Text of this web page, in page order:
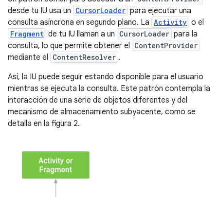
desde tu IU usa un CursorLoader para ejecutar una
consulta asíncrona en segundo plano. La Activity o el
Fragment de tu IU llaman a un CursorLoader para la
consulta, lo que permite obtener el
ContentProvider
mediante el ContentResolver .
Así, la IU puede seguir estando disponible para el usuario
mientras se ejecuta la consulta. Este patrón contempla la
interacción de una serie de objetos diferentes y del
mecanismo de almacenamiento subyacente, como se
detalla en la figura 2.